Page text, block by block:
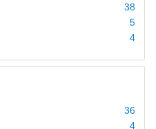
38
5
4
36
4